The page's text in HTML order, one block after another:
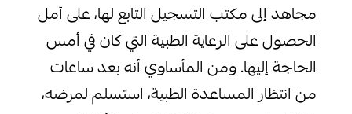
مجاهد إلى مكتب التسجيل التابع لها، على أمل
الحصول على الرعاية الطبية التي كان في أمس
الحاجة إليها. ومن المأساوي أنه بعد ساعات
من انتظار المساعدة الطبية، استسلم لمرضه،